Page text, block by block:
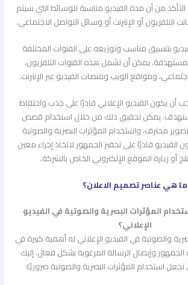
من أن مدة الفيديو مناسبة للوسائط التي سيتم
التلفزيون أو الإنترنت أو وسائل التواصل الاجتماعي.
بتنسيق مناسب وتوزيعه على القنوات المختلفة
يمكن أن تشمل هذه القنوات التلفزيون،
ومواقع الويب ومنصات الفيديو عبر الإنترنت.
أن يكون الفيديو الإعلاني قادرًا على جذب واحتفاظ
يمكن تحقيق ذلك من خلال استخدام قصص
محترف، واستخدام المؤثرات البصرية والصوتية
الفيديو قادرًا على تحفيز الجمهور لاتخاذ إجراء معين
أو زيارة الموقع الإلكتروني الخاص بالشركة.
ما هي عناصر تصميم الاعلان؟
المؤثرات البصرية والصوتية في الفيديو
الإعلاني؟
والصوتية في الفيديو الإعلاني له أهمية كبيرة في
الجمهور وإيصال الرسالة المرغوبة بشكل فعال. إليك
استخدام المؤثرات البصرية والصوتية ضروريًا: